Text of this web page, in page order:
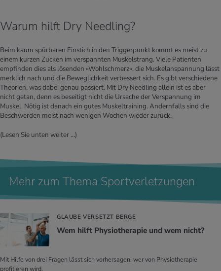
Warum hilft Dry Needling?
Beim kaum spürbaren Einstich in den Triggerpunkt kommt es meist zu
einem kurzen Zucken im verspannten Muskelstrang. Viele Patienten
empfinden dies als lösenden «Wohlschmerz», die Muskelanspannung lässt
merklich nach und die Beweglichkeit verbessert sich. Es gibt verschiedene
Theorien, was dabei genau passiert. Mit Dry Needling allein ist es aber
nicht getan, denn es beseitigt nicht die Ursache der Verspannung im
Muskel. Nötig ist danach ein gutes Muskeltraining. Andernfalls sind die
Beschwerden meist nach wenigen Wochen wieder zurück.
(Lesen Sie unten weiter …)
Mehr zum Thema Sportverletzungen
GLAUBE VERSETZT BERGE
Wem hilft Phy­sio­the­ra­pie und wem nicht?
Mit Hilfe von drei Fragen lässt sich vorhersagen, wer von Physiotherapie
profitieren wird.